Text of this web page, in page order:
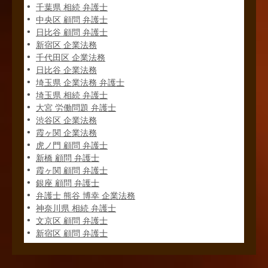
千葉県 相続 弁護士
中央区 顧問 弁護士
日比谷 顧問 弁護士
新宿区 企業法務
千代田区 企業法務
日比谷 企業法務
埼玉県 企業法務 弁護士
埼玉県 相続 弁護士
大宮 労働問題 弁護士
渋谷区 企業法務
霞ヶ関 企業法務
虎ノ門 顧問 弁護士
新橋 顧問 弁護士
霞ヶ関 顧問 弁護士
銀座 顧問 弁護士
弁護士 熊谷 博幸 企業法務
神奈川県 相続 弁護士
文京区 顧問 弁護士
新宿区 顧問 弁護士